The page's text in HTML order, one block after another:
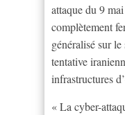
attaque du 9
complètement
généralisé sur
tentative
infrastructures
« La cyber-